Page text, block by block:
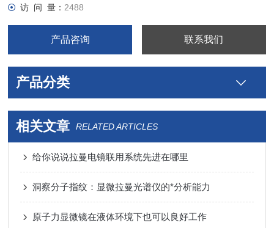
访 问 量： 2488
产品咨询 联系我们
产品分类
相关文章 RELATED ARTICLES
给你说说拉曼电镜联用系统先进在哪里
洞察分子指纹：显微拉曼光谱仪的*分析能力
原子力显微镜在液体环境下也可以良好工作